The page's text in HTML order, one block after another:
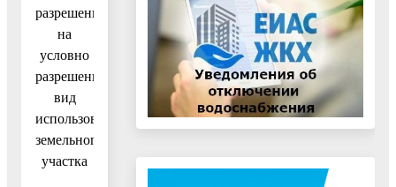
разрешения
на
условно
разрешенный
вид
использования
земельного
участка